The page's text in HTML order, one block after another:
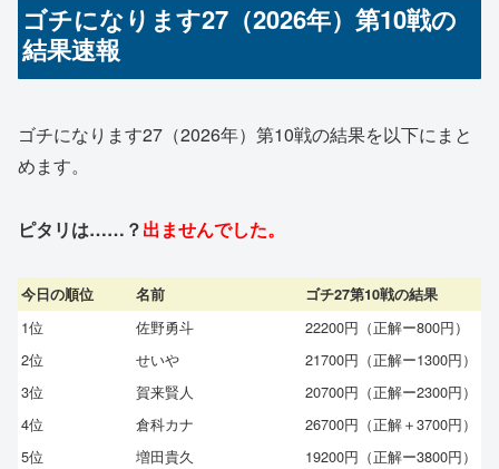
ゴチになります27（2026年）第10戦の
結果速報
ゴチになります27（2026年）第10戦の結果を以下にまと
めます。
ピタリは……？出ませんでした。
今日の順位 名前 ゴチ27第10戦の結果
1位 佐野勇斗
22200円（正解ー800円）
2位
せいや
21700円（正解ー1300円）
3位
賀来賢人
20700円（正解ー2300円）
4位
倉科カナ
26700円（正解＋3700円）
5位
増田貴久
19200円（正解ー3800円）